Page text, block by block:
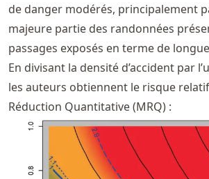
de danger modérés, principalement
majeure partie des randonnées
passages exposés en terme de
En divisant la densité d’accident par
les auteurs obtiennent le risque
Réduction Quantitative (MRQ) :